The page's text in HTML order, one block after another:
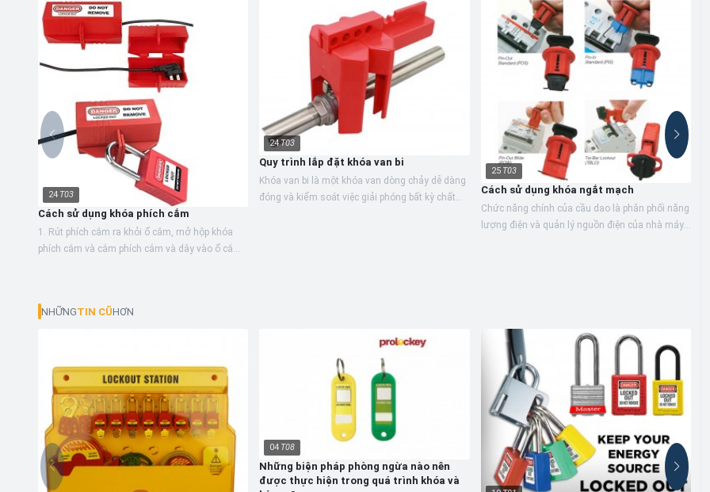
24 T03
Cách sử dụng khóa phích cắm
1. Rút phích cắm ra khỏi ổ cắm, mở hộp khóa
phích cắm và cắm phích cắm và dây vào ổ cắm
24T03
Quy trình lắp đặt khóa van bi
Khóa van bi là một khóa van dòng chảy dễ dàng
đóng và kiểm soát việc giải phóng bất kỳ chất
25 T03
Cách sử dụng khóa ngắt mạch
Chức năng chính của cầu dao là phân phối năng
lượng điện và quản lý nguồn điện của nhà máy,
NHỮNGTIN CŨHƠN
04 T08
Những biện pháp phòng ngừa nào nên
được thực hiện trong quá trình khóa và